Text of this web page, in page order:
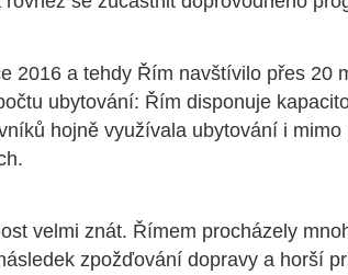
2016 a tehdy Řím navštívilo přes 20
ubytování: Řím disponuje
hojně využívala ubytování i mimo
velmi znát. Římem procházely
zpožďování dopravy a horší